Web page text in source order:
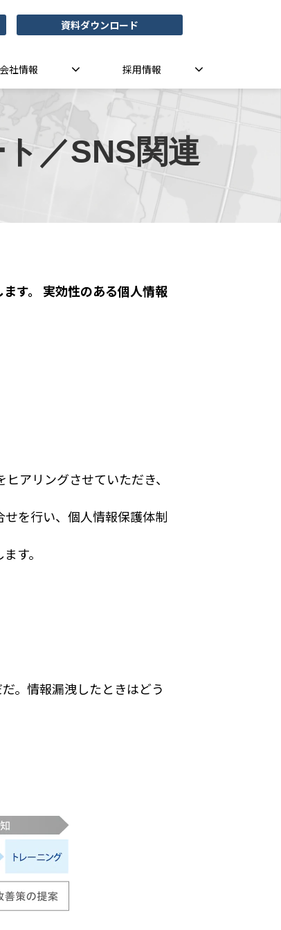
資料ダウンロード
会社情報 採用情報
／SNS関連
す。 実効性のある個人情報
アリングさせていただき、
を行い、個人情報保護体制
す。
。情報漏洩したときはどう